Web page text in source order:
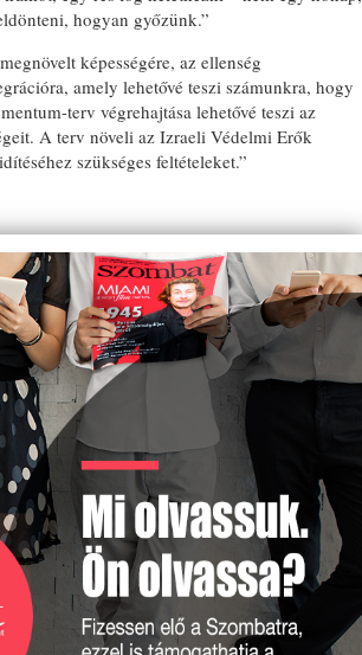
hogyan győzünk.”
képességére, az ellenség
amely lehetővé teszi számunkra, hogy
terv végrehajtása lehetővé teszi az
A terv növeli az Izraeli Védelmi Erők
szükséges feltételeket.”